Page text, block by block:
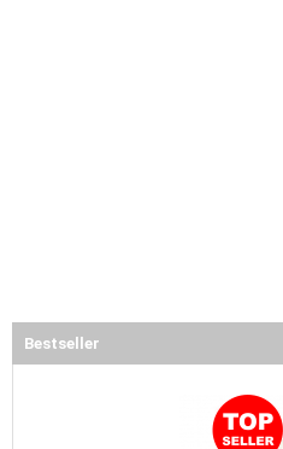
Bestseller